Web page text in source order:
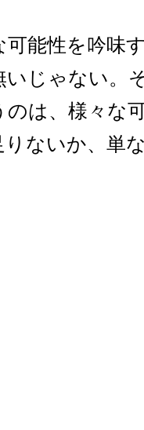
可能性を吟味
じゃない。
は、様々な
ないか、単